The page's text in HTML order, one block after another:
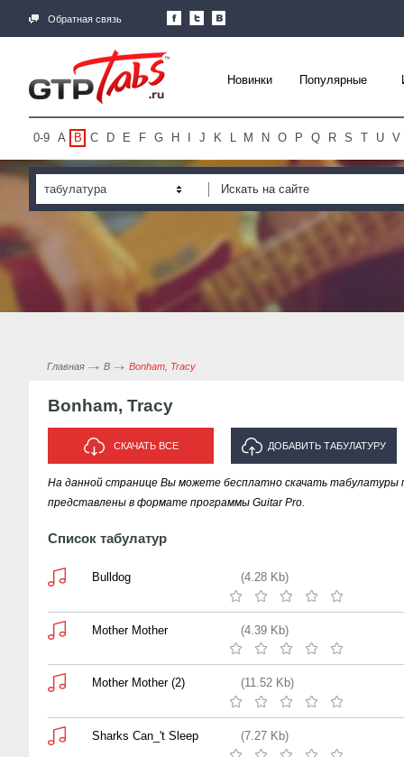
Обратная связь
Новинки Популярные
0-9 A B C D E F G H J K L M N O P Q R S T U V
табулатура
Главная B Bonham, Tracy
Bonham, Tracy
СКАЧАТЬ ВСЕ ДОБАВИТЬ ТАБУЛАТУРУ
ИСПОЛНИТЕЛЯ "BONHAM,
На данной странице Вы можете бесплатно скачать табулатуры
представлены в формате программы Guitar Pro.
Список табулатур
Bulldog (4.28 Kb)
Mother Mother (4.39 Kb)
Mother Mother (2) (11.52 Kb)
Sharks Can_'t Sleep (7.27 Kb)